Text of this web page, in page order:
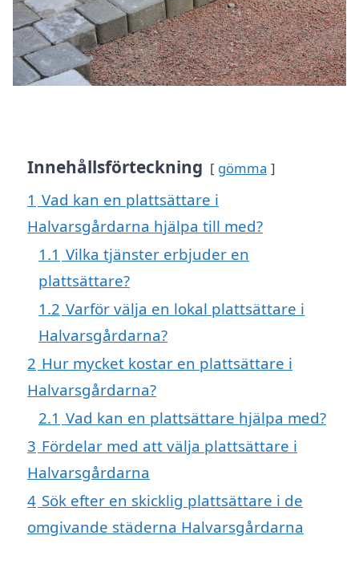
Innehållsförteckning gömma
1 Vad kan en plattsättare i
Halvarsgårdarna hjälpa till med?
1.1 Vilka tjänster erbjuder en
plattsättare?
1.2 Varför välja en lokal plattsättare i
Halvarsgårdarna?
2 Hur mycket kostar en plattsättare i
Halvarsgårdarna?
2.1 Vad kan en plattsättare hjälpa med?
3 Fördelar med att välja plattsättare i
Halvarsgårdarna
4 Sök efter en skicklig plattsättare i de
omgivande städerna Halvarsgårdarna